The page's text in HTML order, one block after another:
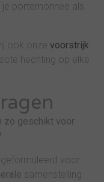
portemonnee als
ook onze voorstrijk
hechting op elke
zo geschikt voor
voor
samenstelling